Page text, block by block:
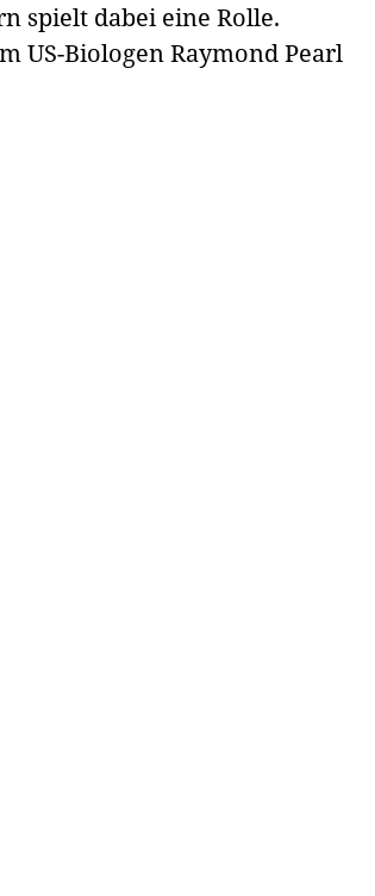
spielt dabei eine Rolle.
US-Biologen Raymond Pearl